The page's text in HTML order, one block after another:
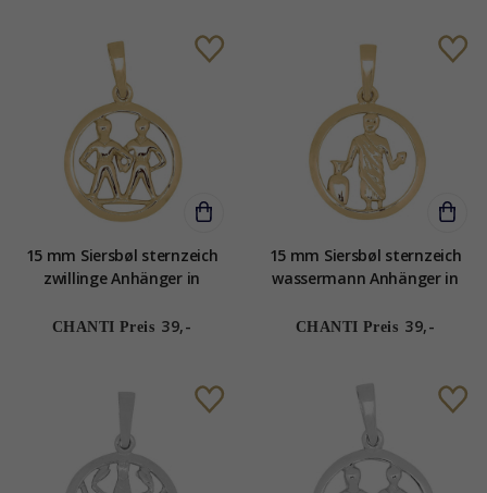
15 mm Siersbøl sternzeich
zwillinge Anhänger in
CHANTI Preis 39,-
15 mm Siersbøl sternzeich
wassermann Anhänger in
CHANTI Preis 39,-